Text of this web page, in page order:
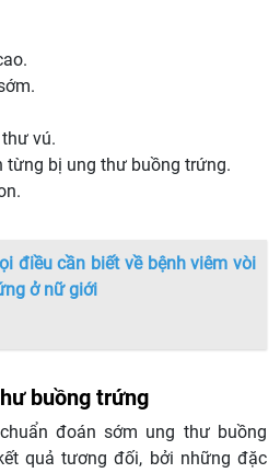
vú.
từng bị ung thư buồng trứng.
điều cần biết về bệnh viêm vòi
ở nữ giới
buồng trứng
đoán sớm ung thư buồng
quả tương đối, bởi những đặc